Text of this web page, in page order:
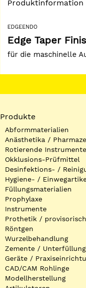
Current
Produktinformation
EDGEENDO
Edge Taper
für die maschinelle
Produkte
Abformmaterialien
Anästhetika /
Rotierende
Okklusions-Prüfmittel
Desinfektions- /
Hygiene- /
Füllungsmaterialien
Prophylaxe
Instrumente
Prothetik /
Röntgen
Wurzelbehandlung
Zemente /
Geräte /
CAD/CAM Rohlinge
Modellherstellung